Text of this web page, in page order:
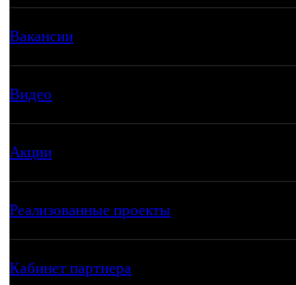
Вакансии
Видео
Акции
Реализованные проекты
Кабинет партнера